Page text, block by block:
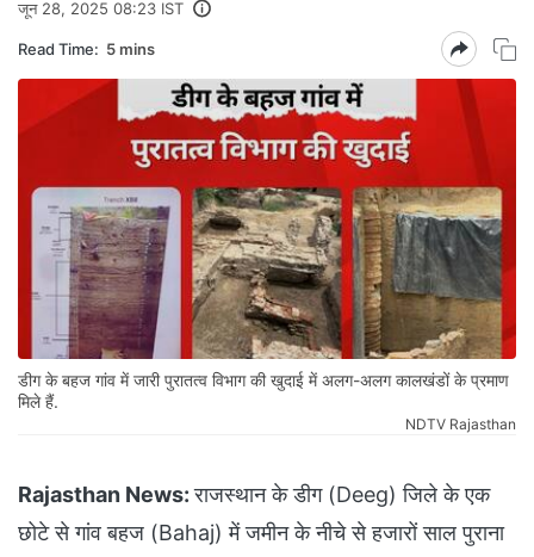
जून 28, 2025 08:23 IST
Read Time: 5 mins
डीग के बहज गांव में जारी पुरातत्व विभाग की खुदाई में अलग-अलग कालखंडों के प्रमाण
मिले हैं.
NDTV Rajasthan
Rajasthan News:राजस्थान के डीग (Deeg) जिले के एक
छोटे से गांव बहज (Bahaj) में जमीन के नीचे से हजारों साल पुराना